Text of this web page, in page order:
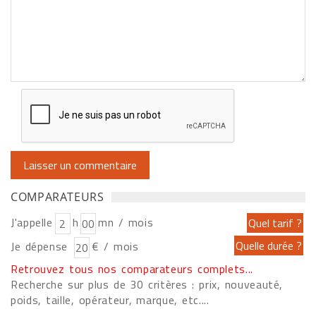
COMPARATEURS
J'appelle h
mn / mois
Je dépense
€ / mois
Retrouvez tous nos comparateurs complets...
Recherche sur plus de 30 critères : prix, nouveauté,
poids, taille, opérateur, marque, etc....